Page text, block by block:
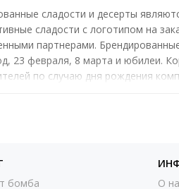
сладости и десерты
сладости с логотипом на
партнерами.
23 февраля, 8 марта и юбилеи.
по случаю дня рождения
с логотипом в Москве от
взаимоотношений с партнерами.
бомба
О